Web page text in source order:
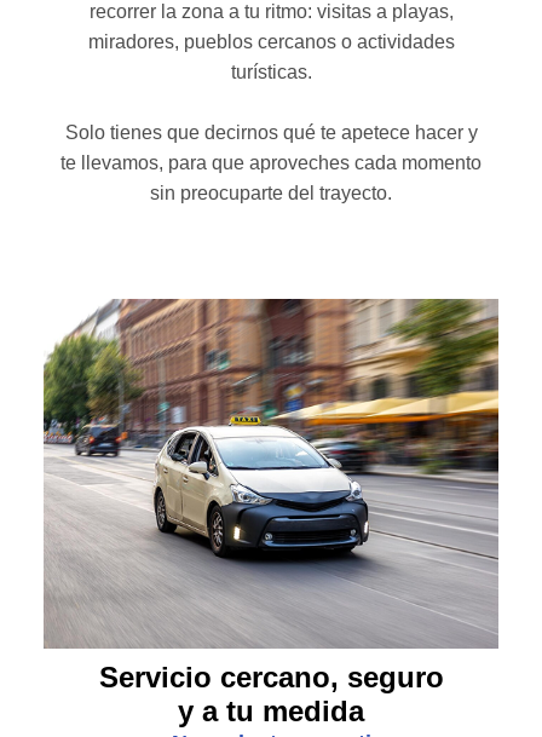
recorrer la zona a tu ritmo: visitas a playas,
miradores, pueblos cercanos o actividades
turísticas.
Solo tienes que decirnos qué te apetece hacer y
te llevamos, para que aproveches cada momento
sin preocuparte del trayecto.
Servicio cercano, seguro
y a tu medida